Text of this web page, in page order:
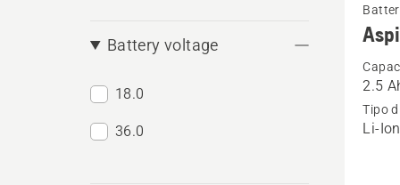
Battery voltage
18.0
36.0
dettagli
su
Batteria
2.5
Tipo
Li-Ion